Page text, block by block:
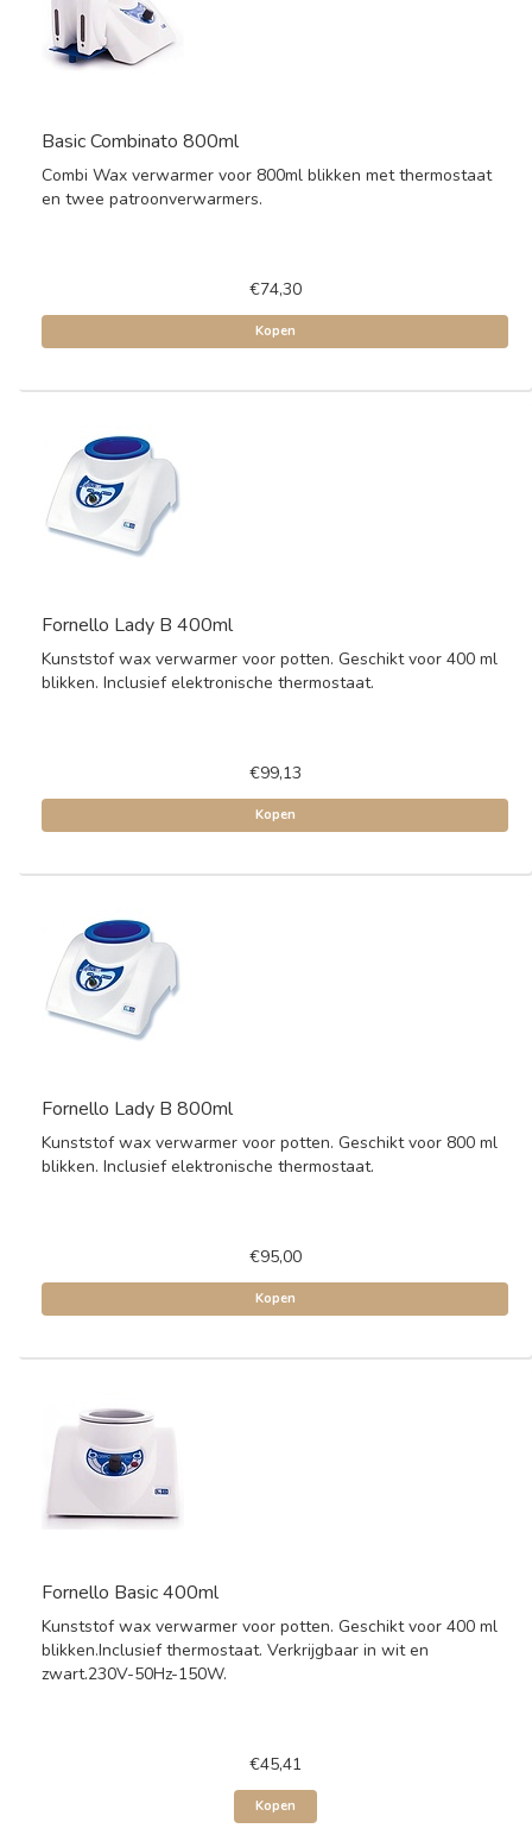
Basic Combinato 800ml
Combi Wax verwarmer voor 800ml blikken met thermostaat
en twee patroonverwarmers.
€74,30
Kopen
Fornello Lady B 400ml
Kunststof wax verwarmer voor potten. Geschikt voor 400 ml
blikken. Inclusief elektronische thermostaat.
€99,13
Kopen
Fornello Lady B 800ml
Kunststof wax verwarmer voor potten. Geschikt voor 800 ml
blikken. Inclusief elektronische thermostaat.
€95,00
Kopen
Fornello Basic 400ml
Kunststof wax verwarmer voor potten. Geschikt voor 400 ml
blikken.Inclusief thermostaat. Verkrijgbaar in wit en
zwart.230V-50Hz-150W.
€45,41
Kopen